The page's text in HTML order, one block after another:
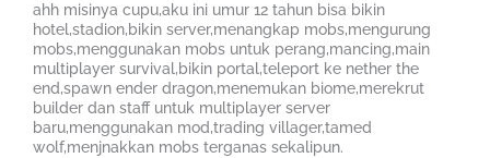
ahh misinya cupu,aku ini umur 12 tahun bisa bikin
hotel,stadion,bikin server,menangkap mobs,mengurung
mobs,menggunakan mobs untuk perang,mancing,main
multiplayer survival,bikin portal,teleport ke nether the
end,spawn ender dragon,menemukan biome,merekrut
builder dan staff untuk multiplayer server
baru,menggunakan mod,trading villager,tamed
wolf,menjnakkan mobs terganas sekalipun.